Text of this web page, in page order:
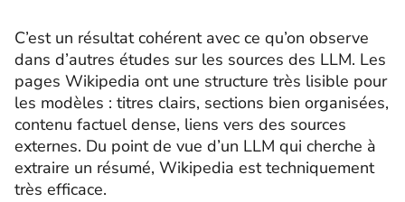
C’est un résultat cohérent avec ce qu’on observe
dans d’autres études sur les sources des LLM. Les
pages Wikipedia ont une structure très lisible pour
les modèles : titres clairs, sections bien organisées,
contenu factuel dense, liens vers des sources
externes. Du point de vue d’un LLM qui cherche à
extraire un résumé, Wikipedia est techniquement
très efficace.